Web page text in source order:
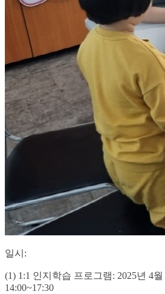
일시:
(1) 1:1 인지학습 프로그램: 2025년 4
14:00~17:30